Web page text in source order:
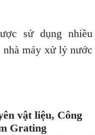
sử dụng nhiều
nhà máy xử lý nước
vật liệu, Công
Grating